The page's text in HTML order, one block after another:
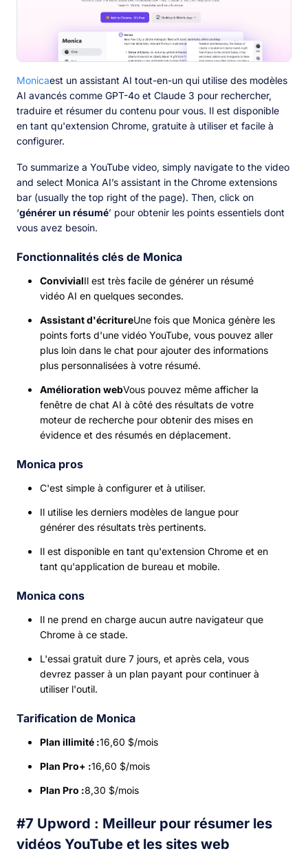
Monicaest un assistant AI tout-en-un qui utilise des modèles
AI avancés comme GPT-4o et Claude 3 pour rechercher,
traduire et résumer du contenu pour vous. Il est disponible
en tant qu'extension Chrome, gratuite à utiliser et facile à
configurer.
To summarize a YouTube video, simply navigate to the video
and select Monica AI’s assistant in the Chrome extensions
bar (usually the top right of the page). Then, click on
‘générer un résumé’ pour obtenir les points essentiels dont
vous avez besoin.
Fonctionnalités clés de Monica
ConvivialIl est très facile de générer un résumé
vidéo AI en quelques secondes.
Assistant d'écritureUne fois que Monica génère les
points forts d'une vidéo YouTube, vous pouvez aller
plus loin dans le chat pour ajouter des informations
plus personnalisées à votre résumé.
Amélioration webVous pouvez même afficher la
fenêtre de chat AI à côté des résultats de votre
moteur de recherche pour obtenir des mises en
évidence et des résumés en déplacement.
Monica pros
C'est simple à configurer et à utiliser.
Il utilise les derniers modèles de langue pour
générer des résultats très pertinents.
Il est disponible en tant qu'extension Chrome et en
tant qu'application de bureau et mobile.
Monica cons
Il ne prend en charge aucun autre navigateur que
Chrome à ce stade.
L'essai gratuit dure 7 jours, et après cela, vous
devrez passer à un plan payant pour continuer à
utiliser l'outil.
Tarification de Monica
Plan illimité :16,60 $/mois
Plan Pro+ :16,60 $/mois
Plan Pro :8,30 $/mois
#7 Upword : Meilleur pour résumer les
vidéos YouTube et les sites web